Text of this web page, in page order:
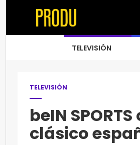
TELEVISIÓN
TELEVISIÓN
beIN
clásico